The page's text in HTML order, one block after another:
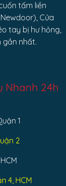
tấm liền
Cửa
tay bị hư hỏng,
gần nhất.
Nhanh 24h
1
2
4, HCM